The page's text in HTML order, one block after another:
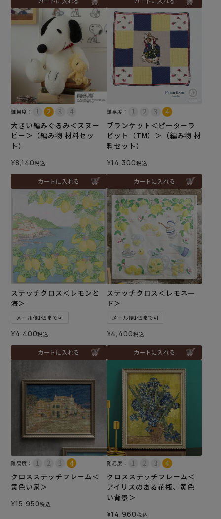
難易度：
大きい編みぐるみ＜スヌー
ピー＞（編み物 材料セッ
ト）
¥8,140税込
カートに入れる
難易度：
ブランケット＜ピーターラ
ビット（TM）＞（編み物 材
料セット）
¥14,300税込
カートに入れる
ステッチクロス＜レモンと
海＞
メール便1個まで可
¥4,400税込
カートに入れる
ステッチクロス＜レモネー
ド＞
メール便1個まで可
¥4,400税込
カートに入れる
難易度：
クロスステッチフレーム＜
黄色い家＞
¥15,950税込
難易度：
クロスステッチフレーム＜
アイリスのある花瓶、黄色
い背景＞
¥14,960税込